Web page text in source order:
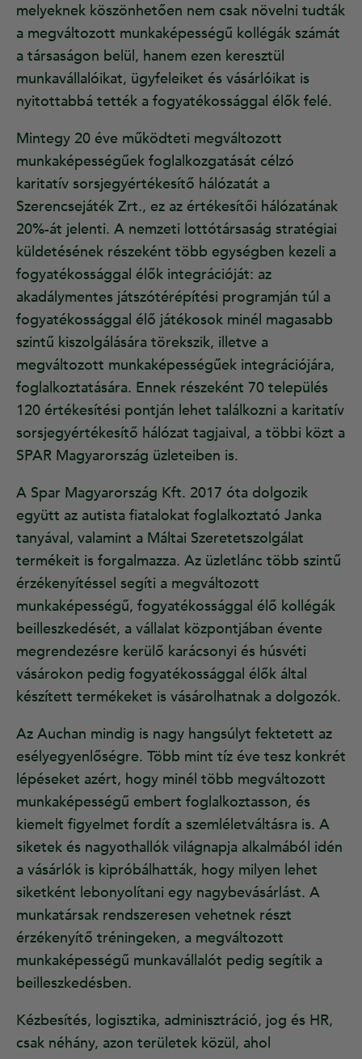
melyeknek köszönhetően nem csak növelni tudták
a megváltozott munkaképességű kollégák számát
a társaságon belül, hanem ezen keresztül
munkavállalóikat, ügyfeleiket és vásárlóikat is
nyitottabbá tették a fogyatékossággal élők felé.
Mintegy 20 éve működteti megváltozott
munkaképességűek foglalkozgatását célzó
karitatív sorsjegyértékesítő hálózatát a
Szerencsejáték Zrt., ez az értékesítői hálózatának
20%-át jelenti. A nemzeti lottótársaság stratégiai
küldetésének részeként több egységben kezeli a
fogyatékossággal élők integrációját: az
akadálymentes játszótérépítési programján túl a
fogyatékossággal élő játékosok minél magasabb
szintű kiszolgálására törekszik, illetve a
megváltozott munkaképességűek integrációjára,
foglalkoztatására. Ennek részeként 70 település
120 értékesítési pontján lehet találkozni a karitatív
sorsjegyértékesítő hálózat tagjaival, a többi közt a
SPAR Magyarország üzleteiben is.
A Spar Magyarország Kft. 2017 óta dolgozik
együtt az autista fiatalokat foglalkoztató Janka
tanyával, valamint a Máltai Szeretetszolgálat
termékeit is forgalmazza. Az üzletlánc több szintű
érzékenyítéssel segíti a megváltozott
munkaképességű, fogyatékossággal élő kollégák
beilleszkedését, a vállalat központjában évente
megrendezésre kerülő karácsonyi és húsvéti
vásárokon pedig fogyatékossággal élők által
készített termékeket is vásárolhatnak a dolgozók.
Az Auchan mindig is nagy hangsúlyt fektetett az
esélyegyenlőségre. Több mint tíz éve tesz konkrét
lépéseket azért, hogy minél több megváltozott
munkaképességű embert foglalkoztasson, és
kiemelt figyelmet fordít a szemléletváltásra is. A
siketek és nagyothallók világnapja alkalmából idén
a vásárlók is kipróbálhatták, hogy milyen lehet
siketként lebonyolítani egy nagybevásárlást. A
munkatársak rendszeresen vehetnek részt
érzékenyítő tréningeken, a megváltozott
munkaképességű munkavállalót pedig segítik a
beilleszkedésben.
Kézbesítés, logisztika, adminisztráció, jog és HR,
csak néhány, azon területek közül, ahol